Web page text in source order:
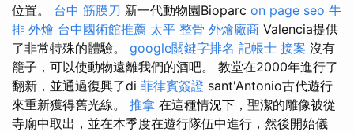
位置。 台中 筋膜刀 新一代動物園Bioparc on page seo 牛
排 外燴 台中國術館推薦 太平 整骨 外燴廠商 Valencia提供
了非常特殊的體驗。 google關鍵字排名 記帳士 接案 沒有
籠子，可以使動物遠離我們的酒吧。 教堂在2000年進行了
翻新，並通過復興了di 菲律賓簽證 sant'Antonio古代遊行
來重新獲得舊光線。 推拿 在這種情況下，聖潔的雕像被從
寺廟中取出，並在本季度在遊行隊伍中進行，然後開始儀